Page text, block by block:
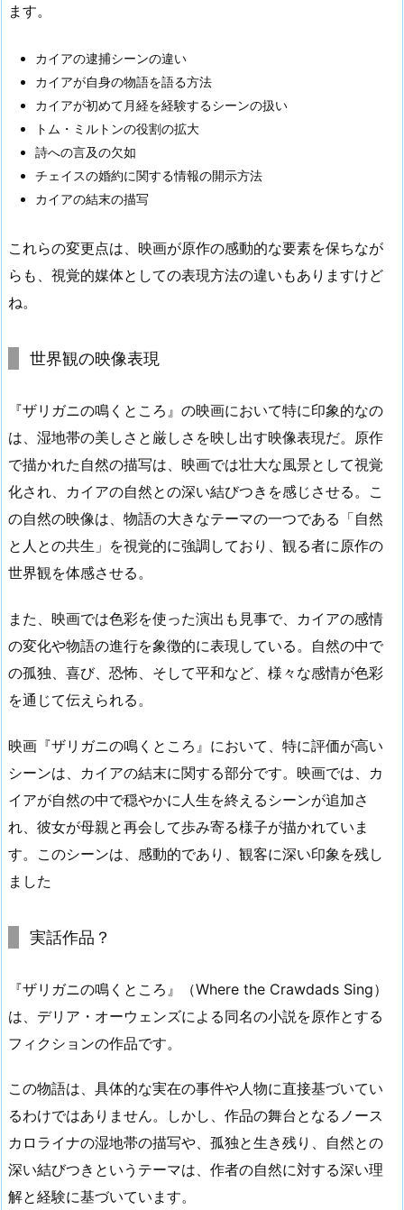
ます。
カイアの逮捕シーンの違い
カイアが自身の物語を語る方法
カイアが初めて月経を経験するシーンの扱い
トム・ミルトンの役割の拡大
詩への言及の欠如
チェイスの婚約に関する情報の開示方法
カイアの結末の描写
これらの変更点は、映画が原作の感動的な要素を保ちなが
らも、視覚的媒体としての表現方法の違いもありますけど
ね。
世界観の映像表現
『ザリガニの鳴くところ』の映画において特に印象的なの
は、湿地帯の美しさと厳しさを映し出す映像表現だ。原作
で描かれた自然の描写は、映画では壮大な風景として視覚
化され、カイアの自然との深い結びつきを感じさせる。こ
の自然の映像は、物語の大きなテーマの一つである「自然
と人との共生」を視覚的に強調しており、観る者に原作の
世界観を体感させる。
また、映画では色彩を使った演出も見事で、カイアの感情
の変化や物語の進行を象徴的に表現している。自然の中で
の孤独、喜び、恐怖、そして平和など、様々な感情が色彩
を通じて伝えられる。
映画『ザリガニの鳴くところ』において、特に評価が高い
シーンは、カイアの結末に関する部分です。映画では、カ
イアが自然の中で穏やかに人生を終えるシーンが追加さ
れ、彼女が母親と再会して歩み寄る様子が描かれていま
す。このシーンは、感動的であり、観客に深い印象を残し
ました
実話作品？
『ザリガニの鳴くところ』（Where the Crawdads Sing）
は、デリア・オーウェンズによる同名の小説を原作とする
フィクションの作品です。
この物語は、具体的な実在の事件や人物に直接基づいてい
るわけではありません。しかし、作品の舞台となるノース
カロライナの湿地帯の描写や、孤独と生き残り、自然との
深い結びつきというテーマは、作者の自然に対する深い理
解と経験に基づいています。